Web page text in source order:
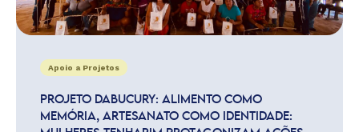
Apoio a Projetos
PROJETO DABUCURY: ALIMENTO COMO
MEMÓRIA, ARTESANATO COMO IDENTIDADE: